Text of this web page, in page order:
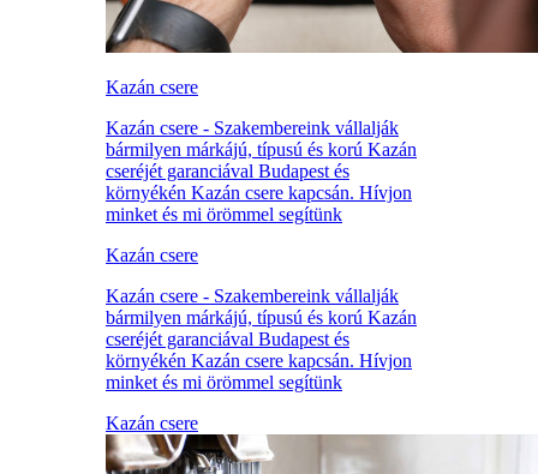
Kazán csere
Kazán csere - Szakembereink vállalják
bármilyen márkájú, típusú és korú Kazán
cseréjét garanciával Budapest és
környékén Kazán csere kapcsán. Hívjon
minket és mi örömmel segítünk
Kazán csere
Kazán csere - Szakembereink vállalják
bármilyen márkájú, típusú és korú Kazán
cseréjét garanciával Budapest és
környékén Kazán csere kapcsán. Hívjon
minket és mi örömmel segítünk
Kazán csere